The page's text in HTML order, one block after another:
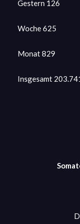
Gestern 126
Woche625
Monat829
Insgesamt